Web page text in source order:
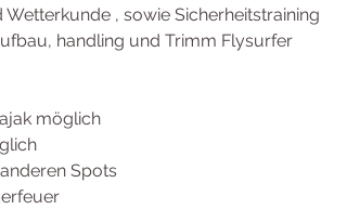
, sowie Sicherheitstraining
handling und Trimm Flysurfer
möglich
Spots